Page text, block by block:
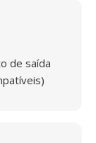
de saída